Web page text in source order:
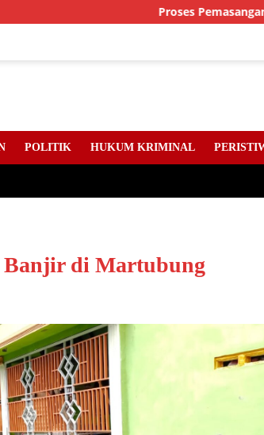
Proses Pemasangan Pipa
POLITIK HUKUM KRIMINAL
Banjir di Martubung